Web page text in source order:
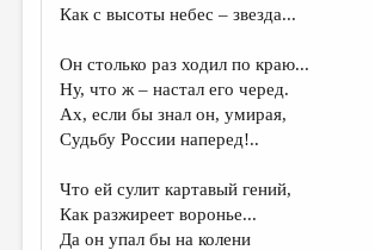
РЕДКОЛЛЕГИЯ
ОТ РЕДАКЦИИ
МАЛАЯ ПРОЗА
ЭССЕИСТИКА
ЛИТЕРАТУРОВЕДЕНИЕ
КУЛЬТУРОВЕДЕНИЕ
Как с высоты небес – звезда...
Он столько раз ходил по краю...
Ну, что ж – настал его черед.
Ах, если бы знал он, умирая,
Судьбу России наперед!..
Что ей сулит картавый гений,
Как разжиреет воронье...
Да он упал бы на колени